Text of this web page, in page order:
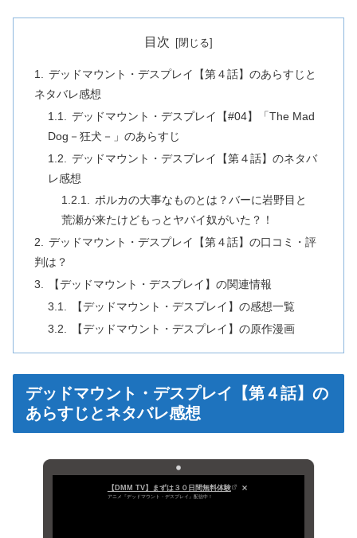
目次
デッドマウント・デスプレイ【第４話】のあらすじと
ネタバレ感想
デッドマウント・デスプレイ【#04】「The Mad
Dog－狂犬－」のあらすじ
デッドマウント・デスプレイ【第４話】のネタバ
レ感想
ポルカの大事なものとは？バーに岩野目と
荒瀬が来たけどもっとヤバイ奴がいた？！
デッドマウント・デスプレイ【第４話】の口コミ・評
判は？
【デッドマウント・デスプレイ】の関連情報
【デッドマウント・デスプレイ】の感想一覧
【デッドマウント・デスプレイ】の原作漫画
デッドマウント・デスプレイ【第４話】の
あらすじとネタバレ感想
【DMM TV】まずは３０日間無料体験
アニメ『デッドマウント・デスプレイ』配信中！